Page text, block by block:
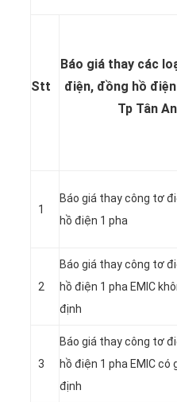
Stt
Báo giá thay các
điện, đồng hồ
Tp Tân An
1
Báo giá thay công tơ
hồ điện 1 pha
2
Báo giá thay công tơ
hồ điện 1 pha EMIC
định
3
Báo giá thay công tơ
hồ điện 1 pha EMIC có
định